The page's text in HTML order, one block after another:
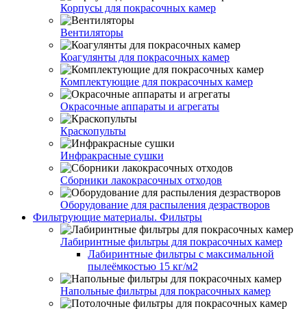
Корпусы для покрасочных камер
Вентиляторы
Коагулянты для покрасочных камер
Комплектующие для покрасочных камер
Окрасочные аппараты и агрегаты
Краскопульты
Инфракрасные сушки
Сборники лакокрасочных отходов
Оборудование для распыления дезрастворов
Фильтрующие материалы. Фильтры
Лабиринтные фильтры для покрасочных камер
Лабиринтные фильтры с максимальной
пылеёмкостью 15 кг/м2
Напольные фильтры для покрасочных камер